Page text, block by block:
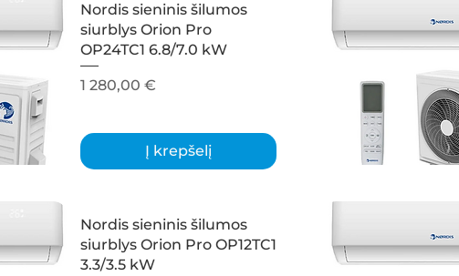
Nordis sieninis šilumos
siurblys Orion Pro
OP24TC1 6.8/7.0 kW
Kaina
1 280,00 €
Į krepšelį
Nordis sieninis šilumos
siurblys Orion Pro OP12TC1
3.3/3.5 kW